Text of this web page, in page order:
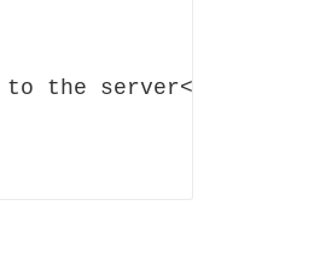
the server</h4>